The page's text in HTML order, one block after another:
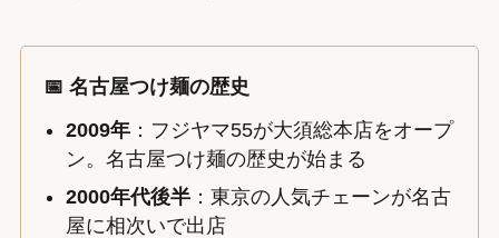
📅 名古屋つけ麺の歴史
2009年：フジヤマ55が大須総本店をオープ
ン。名古屋つけ麺の歴史が始まる
2000年代後半：東京の人気チェーンが名古
屋に相次いで出店